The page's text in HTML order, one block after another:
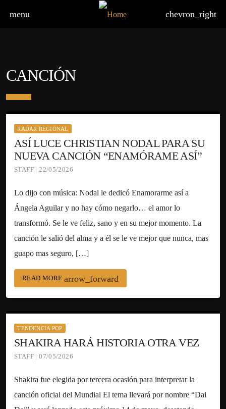
menu chevron_right
CANCIÓN
RADAR REGIONAL
ASÍ LUCE CHRISTIAN NODAL PARA SU
NUEVA CANCIÓN “ENAMÓRAME ASÍ”
STAFF | 22/05/2026
Lo dijo con música: Nodal le dedicó Enamorarme así a
Ángela Aguilar y no hay cómo negarlo… el amor lo
transformó. Se le ve feliz, sano y en su mejor momento. La
canción le salió del alma y a él se le ve mejor que nunca, mas
guapo mas seguro, […]
READ MORE arrow_forward
TENDENCIA POP
SHAKIRA HARÁ HISTORIA OTRA VEZ
STAFF | 07/05/2026
Shakira fue elegida por tercera ocasión para interpretar la
canción oficial del Mundial El tema llevará por nombre “Dai